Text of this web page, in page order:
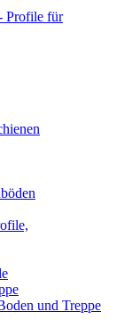
Profile für
und Treppe